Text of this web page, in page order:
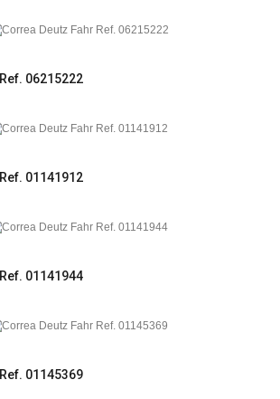
06215222
01141912
01141944
01145369